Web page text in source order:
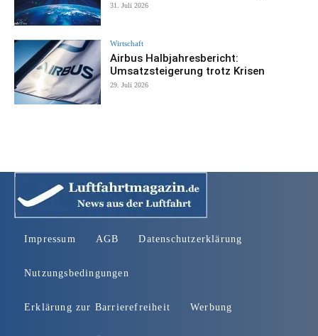
31. Juli 2026
Wirtschaft
Airbus Halbjahresbericht:
Umsatzsteigerung trotz Krisen
29. Juli 2026
Impressum AGB Datenschutzerklärung
Nutzungsbedingungen
Erklärung zur Barrierefreiheit Werbung